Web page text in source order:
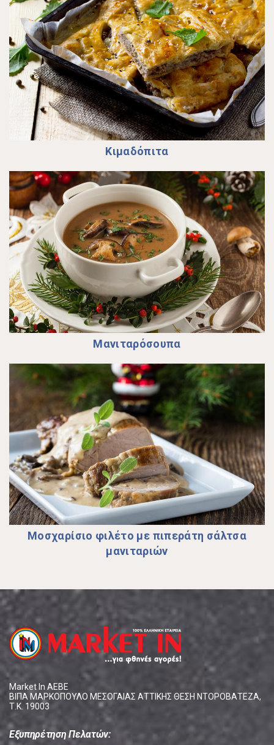
Κιµαδόπιτα
Μανιταρόσουπα
Μοσχαρίσιο φιλέτο µε πιπεράτη σάλτσα
µανιταριών
Market In ΑΕΒΕ
ΒΙΠΑ ΜΑΡΚΟΠΟΥΛΟ ΜΕΣΟΓΑΙΑΣ ΑΤΤΙΚΗΣ ΘΕΣΗ ΝΤΟΡΟΒΑΤΕΖΑ,
Τ.Κ. 19003
Εξυπηρέτηση Πελατών: